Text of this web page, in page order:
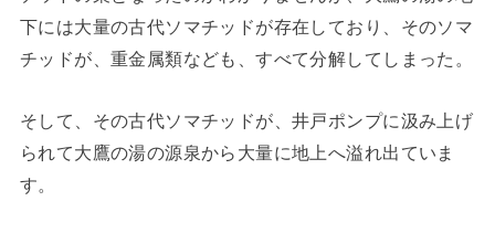
下には大量の古代ソマチッドが存在しており、そのソマ
チッドが、重金属類なども、すべて分解してしまった。
そして、その古代ソマチッドが、井戸ポンプに汲み上げ
られて大鷹の湯の源泉から大量に地上へ溢れ出ていま
す。